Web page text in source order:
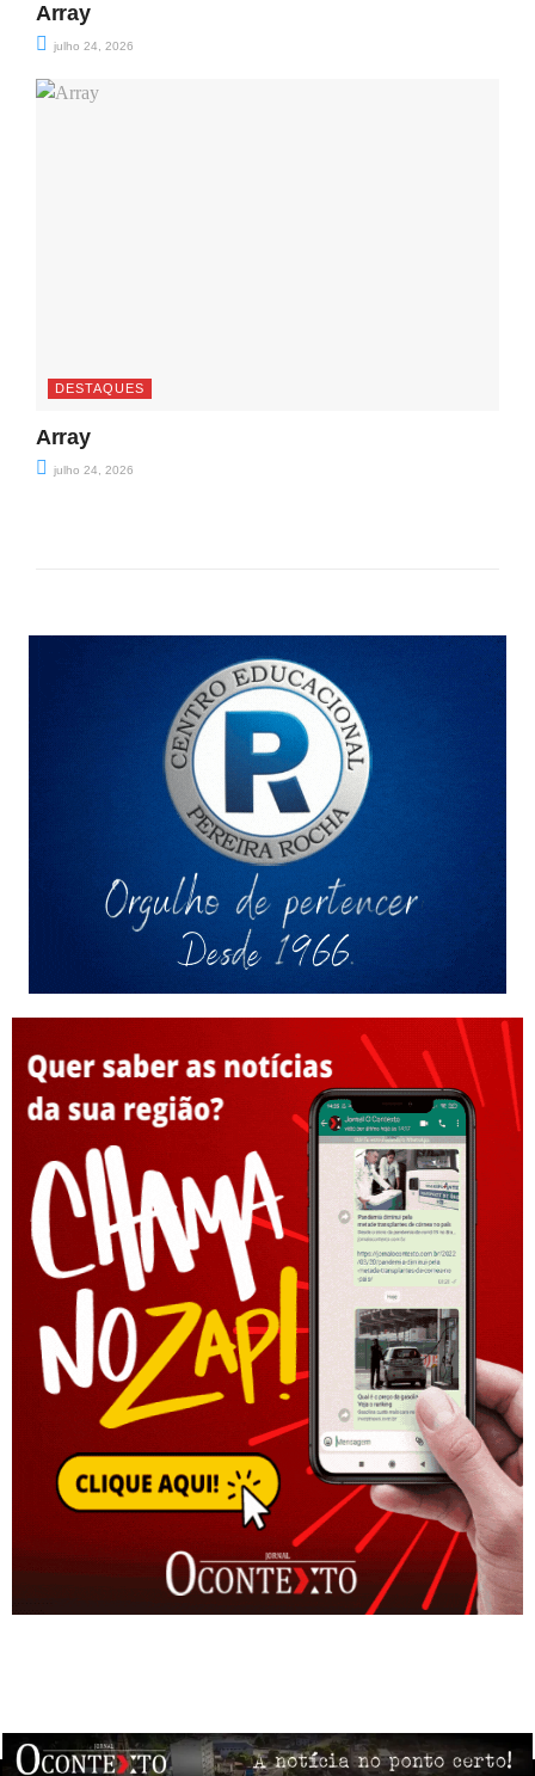
Array
julho 24, 2026
DESTAQUES
Array
julho 24, 2026